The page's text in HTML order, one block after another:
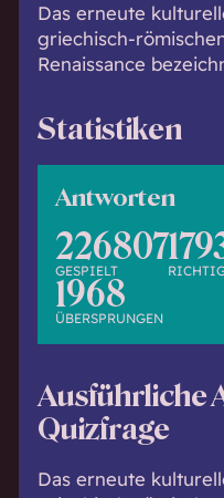
Das erneute
griechisch-
Renaissance
Statistiken
Antworten
226807
GESPIELT
1968
ÜBERSPRUNGEN
Ausführliche
Quizfrage
Das erneute